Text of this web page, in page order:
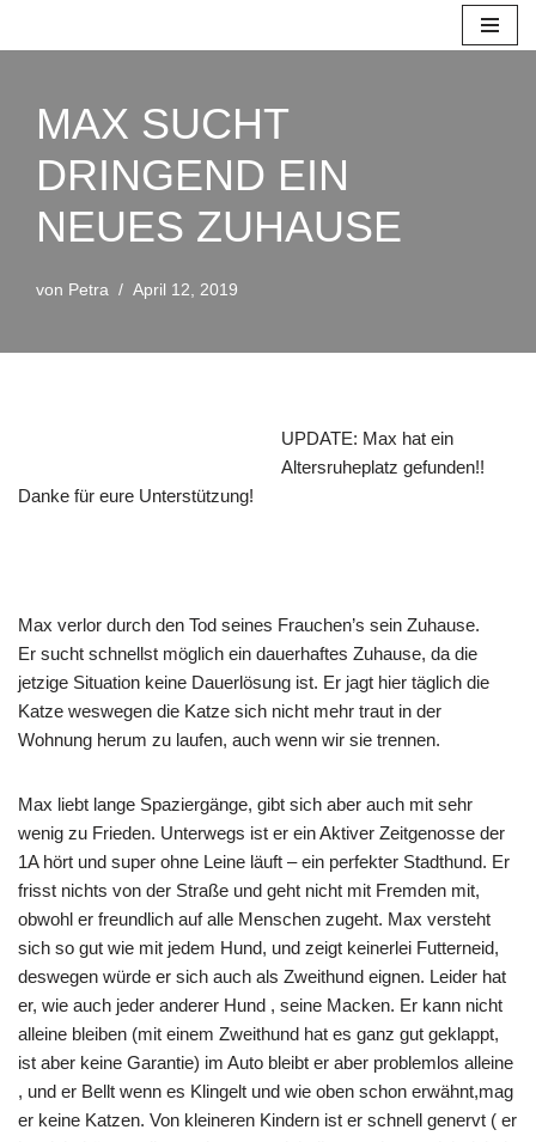
springen
MAX SUCHT
DRINGEND EIN
NEUES ZUHAUSE
von Petra April 12, 2019
UPDATE: Max hat ein
Altersruheplatz gefunden!!
Danke für eure Unterstützung!
Max verlor durch den Tod seines Frauchen’s sein Zuhause.
Er sucht schnellst möglich ein dauerhaftes Zuhause, da die
jetzige Situation keine Dauerlösung ist. Er jagt hier täglich die
Katze weswegen die Katze sich nicht mehr traut in der
Wohnung herum zu laufen, auch wenn wir sie trennen.
Max liebt lange Spaziergänge, gibt sich aber auch mit sehr
wenig zu Frieden. Unterwegs ist er ein Aktiver Zeitgenosse der
1A hört und super ohne Leine läuft – ein perfekter Stadthund. Er
frisst nichts von der Straße und geht nicht mit Fremden mit,
obwohl er freundlich auf alle Menschen zugeht. Max versteht
sich so gut wie mit jedem Hund, und zeigt keinerlei Futterneid,
deswegen würde er sich auch als Zweithund eignen. Leider hat
er, wie auch jeder anderer Hund , seine Macken. Er kann nicht
alleine bleiben (mit einem Zweithund hat es ganz gut geklappt,
ist aber keine Garantie) im Auto bleibt er aber problemlos alleine
, und er Bellt wenn es Klingelt und wie oben schon erwähnt,mag
er keine Katzen. Von kleineren Kindern ist er schnell genervt ( er